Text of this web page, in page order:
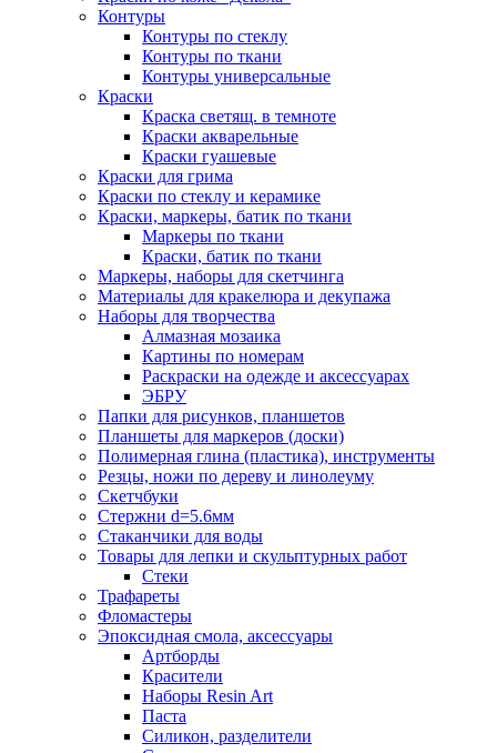
Контуры
Контуры по стеклу
Контуры по ткани
Контуры универсальные
Краски
Краска светящ. в темноте
Краски акварельные
Краски гуашевые
Краски для грима
Краски по стеклу и керамике
Краски, маркеры, батик по ткани
Маркеры по ткани
Краски, батик по ткани
Маркеры, наборы для скетчинга
Материалы для кракелюра и декупажа
Наборы для творчества
Алмазная мозаика
Картины по номерам
Раскраски на одежде и аксессуарах
ЭБРУ
Папки для рисунков, планшетов
Планшеты для маркеров (доски)
Полимерная глина (пластика), инструменты
Резцы, ножи по дереву и линолеуму
Скетчбуки
Стержни d=5.6мм
Стаканчики для воды
Товары для лепки и скульптурных работ
Стеки
Трафареты
Фломастеры
Эпоксидная смола, аксессуары
Артборды
Красители
Наборы Resin Art
Паста
Силикон, разделители